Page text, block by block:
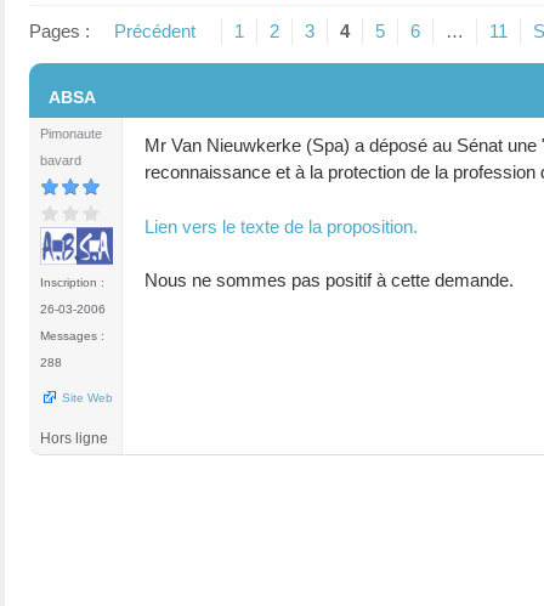
Pages : Précédent 1 2 3 4 5 6 … 11
ABSA
Pimonaute
bavard
Inscription :
26-03-2006
Messages :
288
Site Web
Mr Van Nieuwkerke (Spa) a déposé au Sénat
reconnaissance et à la protection de la profession
Lien vers le texte de la proposition.
Nous ne sommes pas positif à cette demande.
Hors ligne